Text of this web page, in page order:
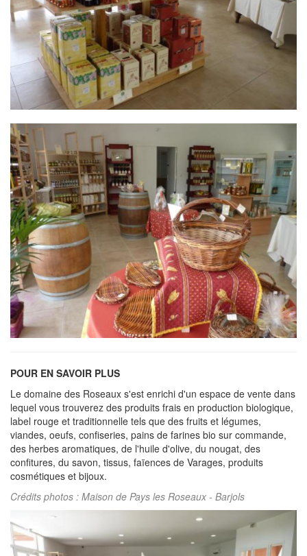
POUR EN SAVOIR PLUS
Le domaine des Roseaux s'est enrichi d'un espace de vente dans
lequel vous trouverez des produits frais en production biologique,
label rouge et traditionnelle tels que des fruits et légumes,
viandes, oeufs, confiseries, pains de farines bio sur commande,
des herbes aromatiques, de l'huile d'olive, du nougat, des
confitures, du savon, tissus, faïences de Varages, produits
cosmétiques et bijoux.
Crédits photos : Maison de Pays les Roseaux - Barjols